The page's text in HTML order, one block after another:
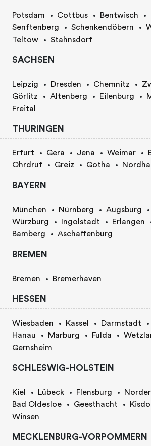
Potsdam Cottbus Bentwisch
Senftenberg
Schenkendöbern
Teltow
Stahnsdorf
SACHSEN
Leipzig Dresden Chemnitz
Görlitz
Altenberg Eilenburg
Freital
THURINGEN
Erfurt Gera Jena Weimar
Ohrdruf
Greiz Gotha
BAYERN
München Nürnberg Augsburg
Würzburg
Ingolstadt Erlangen
Bamberg
Aschaffenburg
BREMEN
Bremen Bremerhaven
HESSEN
Wiesbaden Kassel Darmstadt
Hanau
Marburg Fulda
Gernsheim
SCHLESWIG-HOLSTEIN
Kiel Lübeck Flensburg
Bad Oldesloe
Geesthacht
Winsen
MECKLENBURG-VORPOMMERN